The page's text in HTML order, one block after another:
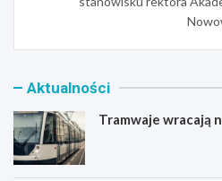
Aktualności
Tramwaje wracają